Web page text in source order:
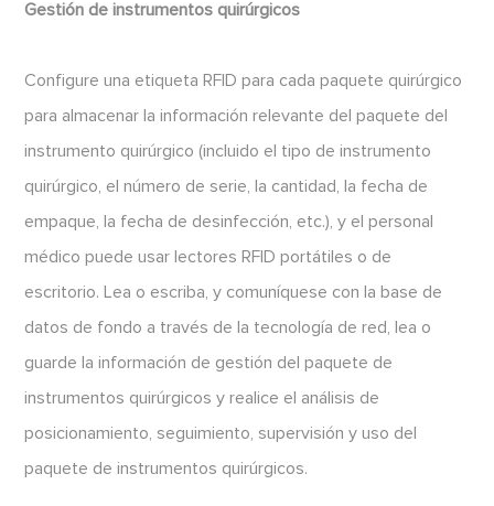
Gestión de instrumentos quirúrgicos
Configure una etiqueta RFID para cada paquete quirúrgico
para almacenar la información relevante del paquete del
instrumento quirúrgico (incluido el tipo de instrumento
quirúrgico, el número de serie, la cantidad, la fecha de
empaque, la fecha de desinfección, etc.), y el personal
médico puede usar lectores RFID portátiles o de
escritorio. Lea o escriba, y comuníquese con la base de
datos de fondo a través de la tecnología de red, lea o
guarde la información de gestión del paquete de
instrumentos quirúrgicos y realice el análisis de
posicionamiento, seguimiento, supervisión y uso del
paquete de instrumentos quirúrgicos.